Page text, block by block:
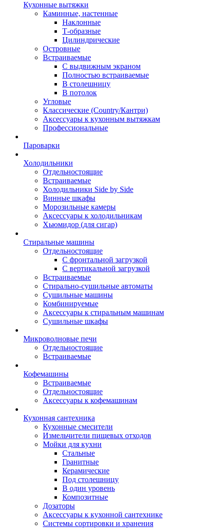
Кухонные вытяжки
Каминные, настенные
Наклонные
Т-образные
Цилиндрические
Островные
Встраиваемые
С выдвижным экраном
Полностью встраиваемые
В столешницу
В потолок
Угловые
Классические (Country/Кантри)
Аксессуары к кухонным вытяжкам
Профессиональные
Пароварки
Холодильники
Отдельностоящие
Встраиваемые
Холодильники Side by Side
Винные шкафы
Морозильные камеры
Аксессуары к холодильникам
Хьюмидор (для сигар)
Стиральные машины
Отдельностоящие
С фронтальной загрузкой
С вертикальной загрузкой
Встраиваемые
Стирально-сушильные автоматы
Сушильные машины
Комбинируемые
Аксессуары к стиральным машинам
Сушильные шкафы
Микроволновые печи
Отдельностоящие
Встраиваемые
Кофемашины
Встраиваемые
Отдельностоящие
Аксессуары к кофемашинам
Кухонная сантехника
Кухонные смесители
Измельчители пищевых отходов
Мойки для кухни
Стальные
Гранитные
Керамические
Под столешницу
В один уровень
Композитные
Дозаторы
Аксессуары к кухонной сантехнике
Системы сортировки и хранения